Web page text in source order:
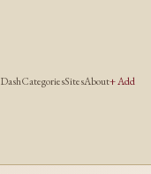
DashCategoriesSitesAbout+ Add